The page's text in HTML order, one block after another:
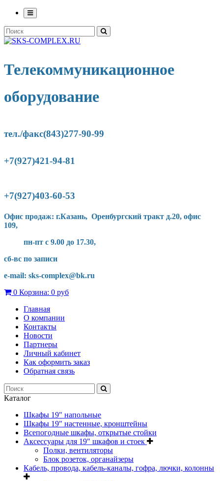
Телекоммуникационное
оборудование
тел./факс(843)277-90-99
+7(927)421-94-81
+7(927)403-60-53
Офис продаж: г.Казань, Оренбургский тракт д.20, офис
109,
пн-пт с 9.00 до 17.30,
сб-вс по записи
e-mail: sks-complex@bk.ru
0 Корзина: 0 руб
Главная
О компании
Контакты
Новости
Партнеры
Личный кабинет
Как оформить заказ
Обратная связь
Каталог
Шкафы 19" напольные
Шкафы 19" настенные, кронштейны
Всепогодные шкафы, открытые стойки
Аксессуары для 19" шкафов и стоек
Полки, вентиляторы
Блок розеток, органайзеры
Кабель, провода, кабель-каналы, гофра, лючки, колонны